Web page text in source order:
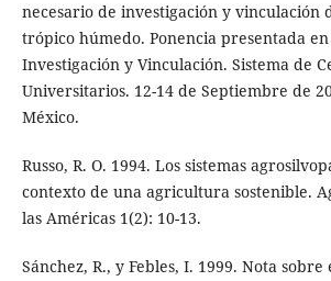
necesario de investigación y vinculación
trópico húmedo. Ponencia presentada
Investigación y Vinculación. Sistema de
Universitarios. 12-14 de Septiembre de
México.
Russo, R. O. 1994. Los sistemas
contexto de una agricultura sostenible.
las Américas 1(2): 10-13.
Sánchez, R., y Febles, I. 1999. Nota